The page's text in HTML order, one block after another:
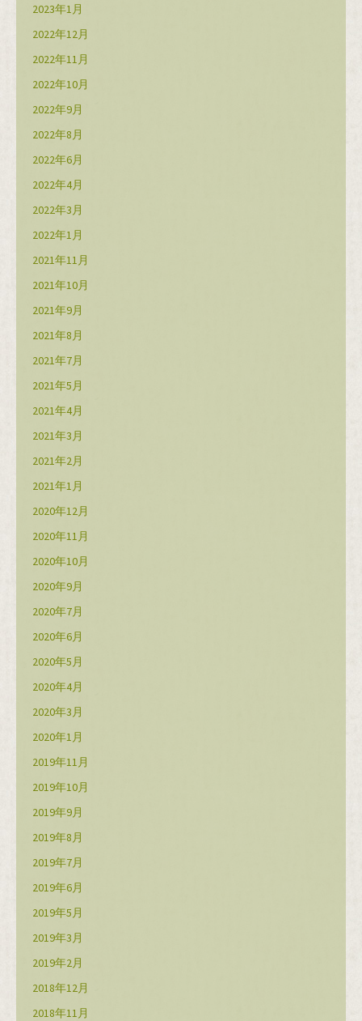
2023年1月
2022年12月
2022年11月
2022年10月
2022年9月
2022年8月
2022年6月
2022年4月
2022年3月
2022年1月
2021年11月
2021年10月
2021年9月
2021年8月
2021年7月
2021年5月
2021年4月
2021年3月
2021年2月
2021年1月
2020年12月
2020年11月
2020年10月
2020年9月
2020年7月
2020年6月
2020年5月
2020年4月
2020年3月
2020年1月
2019年11月
2019年10月
2019年9月
2019年8月
2019年7月
2019年6月
2019年5月
2019年3月
2019年2月
2018年12月
2018年11月